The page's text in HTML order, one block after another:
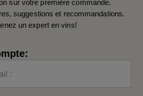
sur votre première commande.
suggestions et recommandations.
un expert en vins!
: